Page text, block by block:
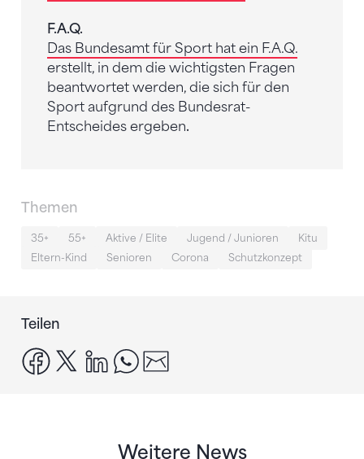
F.A.Q.
Das Bundesamt für Sport hat ein F.A.Q.
erstellt, in dem die wichtigsten Fragen
beantwortet werden, die sich für den
Sport aufgrund des Bundesrat-
Entscheides ergeben.
Themen
35+ 55+ Aktive / Elite Jugend / Junioren
Kitu
Eltern-Kind
Senioren Corona Schutzkonzept
Teilen
facebook
x linkedinwhatsapp
Weitere News